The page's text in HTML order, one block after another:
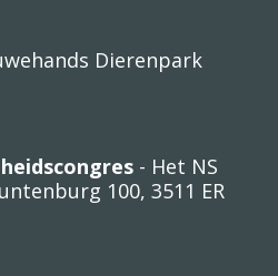
Dierenpark
- Het NS
100, 3511 ER